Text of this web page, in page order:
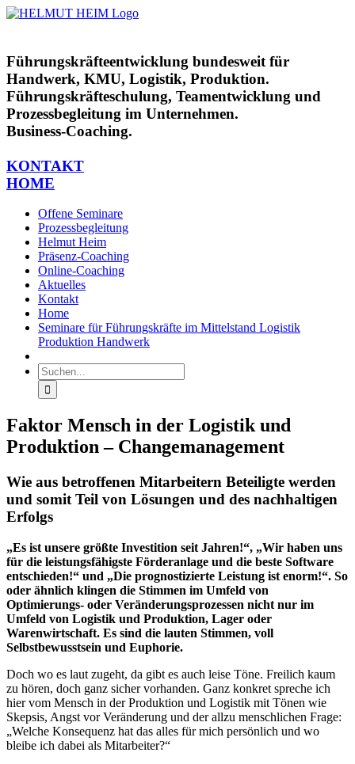
Zum
Führungskräfteentwicklung bundesweit für
Handwerk, KMU, Logistik, Produktion.
Führungskräfteschulung, Teamentwicklung und
Prozessbegleitung im Unternehmen.
Business-Coaching.
KONTAKT
HOME
Offene Seminare
Prozessbegleitung
Helmut Heim
Präsenz-Coaching
Online-Coaching
Aktuelles
Kontakt
Home
Seminare für Führungskräfte im Mittelstand Logistik
Produktion Handwerk
Suche
nach:
Faktor Mensch in der Logistik und
Produktion – Changemanagement
Wie aus betroffenen Mitarbeitern Beteiligte werden
und somit Teil von Lösungen und des nachhaltigen
Erfolgs
„Es ist unsere größte Investition seit Jahren!“, „Wir haben uns
für die leistungsfähigste Förderanlage und die beste Software
entschieden!“ und „Die prognostizierte Leistung ist enorm!“. So
oder ähnlich klingen die Stimmen im Umfeld von
Optimierungs- oder Veränderungsprozessen nicht nur im
Umfeld von Logistik und Produktion, Lager oder
Warenwirtschaft. Es sind die lauten Stimmen, voll
Selbstbewusstsein und Euphorie.
Doch wo es laut zugeht, da gibt es auch leise Töne. Freilich kaum
zu hören, doch ganz sicher vorhanden. Ganz konkret spreche ich
hier vom Mensch in der Produktion und Logistik mit Tönen wie
Skepsis, Angst vor Veränderung und der allzu menschlichen Frage:
„Welche Konsequenz hat das alles für mich persönlich und wo
bleibe ich dabei als Mitarbeiter?“